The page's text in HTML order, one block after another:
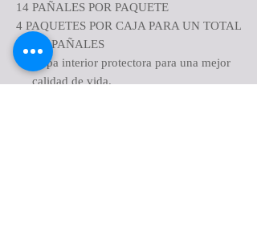
14 PAÑALES POR PAQUETE
4 PAQUETES POR CAJA PARA UN TOTAL
DE 52 PAÑALES
Ropa interior protectora para una mejor
calidad de vida.